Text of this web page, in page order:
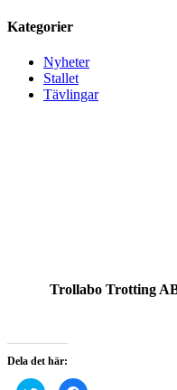
Kategorier
Nyheter
Stallet
Tävlingar
Trollabo Trotting
Dela det här: